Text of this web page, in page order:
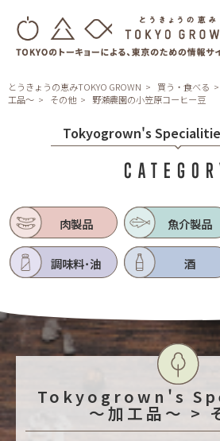
とうきょうの恵みTOKYO GROWN 買う・食べる
工品～
その他 野瀬農園の小笠原コーヒー豆
Tokyogrown's
肉製品 魚介製品
調味料･油 酒
Tokyogrown's
～加工品～ >